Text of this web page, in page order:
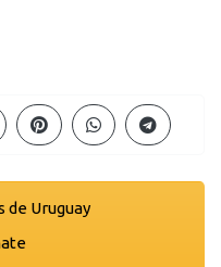
de Uruguay